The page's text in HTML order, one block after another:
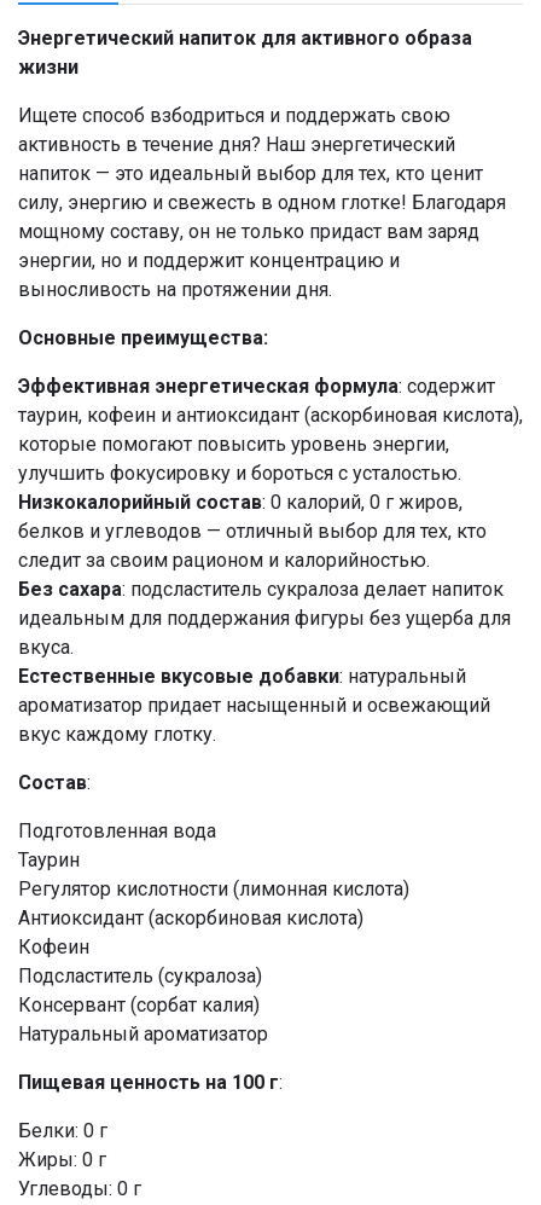
Энергетический напиток для активного образа
жизни
Ищете способ взбодриться и поддержать свою
активность в течение дня? Наш энергетический
напиток — это идеальный выбор для тех, кто ценит
силу, энергию и свежесть в одном глотке! Благодаря
мощному составу, он не только придаст вам заряд
энергии, но и поддержит концентрацию и
выносливость на протяжении дня.
Основные преимущества:
Эффективная энергетическая формула: содержит
таурин, кофеин и антиоксидант (аскорбиновая кислота),
которые помогают повысить уровень энергии,
улучшить фокусировку и бороться с усталостью.
Низкокалорийный состав: 0 калорий, 0 г жиров,
белков и углеводов — отличный выбор для тех, кто
следит за своим рационом и калорийностью.
Без сахара: подсластитель сукралоза делает напиток
идеальным для поддержания фигуры без ущерба для
вкуса.
Естественные вкусовые добавки: натуральный
ароматизатор придает насыщенный и освежающий
вкус каждому глотку.
Состав:
Подготовленная вода
Таурин
Регулятор кислотности (лимонная кислота)
Антиоксидант (аскорбиновая кислота)
Кофеин
Подсластитель (сукралоза)
Консервант (сорбат калия)
Натуральный ароматизатор
Пищевая ценность на 100 г:
Белки: 0 г
Жиры: 0 г
Углеводы: 0 г